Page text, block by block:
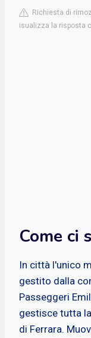
Richiesta di
isualizza la risposta
Come ci
In città l'unico
gestito dalla
Passeggeri
gestisce tutta
di Ferrara.